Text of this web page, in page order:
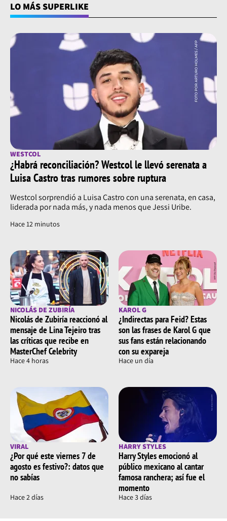
LO MÁS SUPERLIKE
WESTCOL
¿Habrá reconciliación? Westcol le llevó serenata a
Luisa Castro tras rumores sobre ruptura
Westcol sorprendió a Luisa Castro con una serenata, en casa,
liderada por nada más, y nada menos que Jessi Uribe.
Hace 12 minutos
NICOLÁS DE ZUBIRÍA
Nicolás de Zubiría reaccionó al
mensaje de Lina Tejeiro tras
las críticas que recibe en
MasterChef Celebrity
Hace 4 horas
KAROL G
¿Indirectas para Feid? Estas
son las frases de Karol G que
sus fans están relacionando
con su expareja
Hace un día
VIRAL
¿Por qué este viernes 7 de
agosto es festivo?: datos que
no sabías
Hace 2 días
HARRY STYLES
Harry Styles emocionó al
público mexicano al cantar
famosa ranchera; así fue el
momento
Hace 3 días